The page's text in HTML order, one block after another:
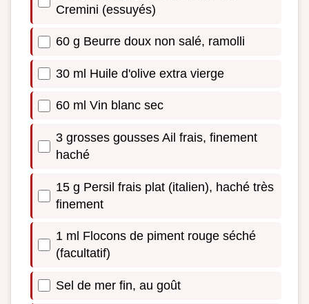
Cremini (essuyés)
60 g Beurre doux non salé, ramolli
30 ml Huile d'olive extra vierge
60 ml Vin blanc sec
3 grosses gousses Ail frais, finement
haché
15 g Persil frais plat (italien), haché très
finement
1 ml Flocons de piment rouge séché
(facultatif)
Sel de mer fin, au goût